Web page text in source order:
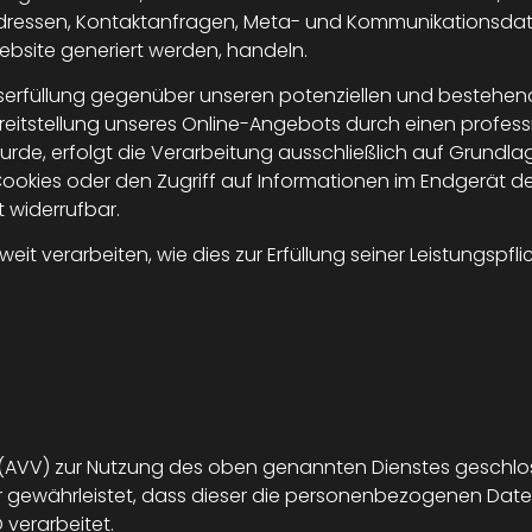
Kontaktanfragen, Meta- und
generiert werden, handeln.
gegenüber unseren potenziellen und
unseres Online-Angebots durch einen
erfolgt die Verarbeitung ausschließlich auf Grundlage
oder den Zugriff auf Informationen im Endgerät
widerrufbar.
verarbeiten, wie dies zur Erfüllung seiner
zur Nutzung des oben genannten Dienstes
dass dieser die personenbezogenen
verarbeitet.